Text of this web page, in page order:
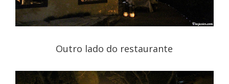
Outro lado do restaurante